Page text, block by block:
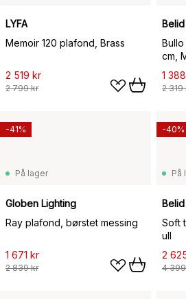
LYFA
Memoir 120 plafond, Brass
2 519 kr
2 799 kr
Belid
cm,
1
2 319
På lager
Globen Lighting
Ray plafond, børstet messing
1 671 kr
2 839 kr
-41%
På
Belid
Soft
ull
2
4
-40%